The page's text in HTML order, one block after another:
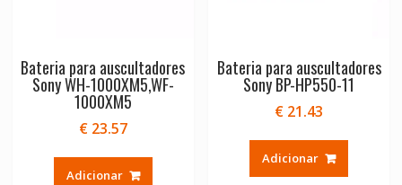
Bateria para auscultadores
Sony WH-1000XM5,WF-
1000XM5
€23.57
Adicionar
Bateria para auscultadores
Sony BP-HP550-11
€ 21.43
Adicionar